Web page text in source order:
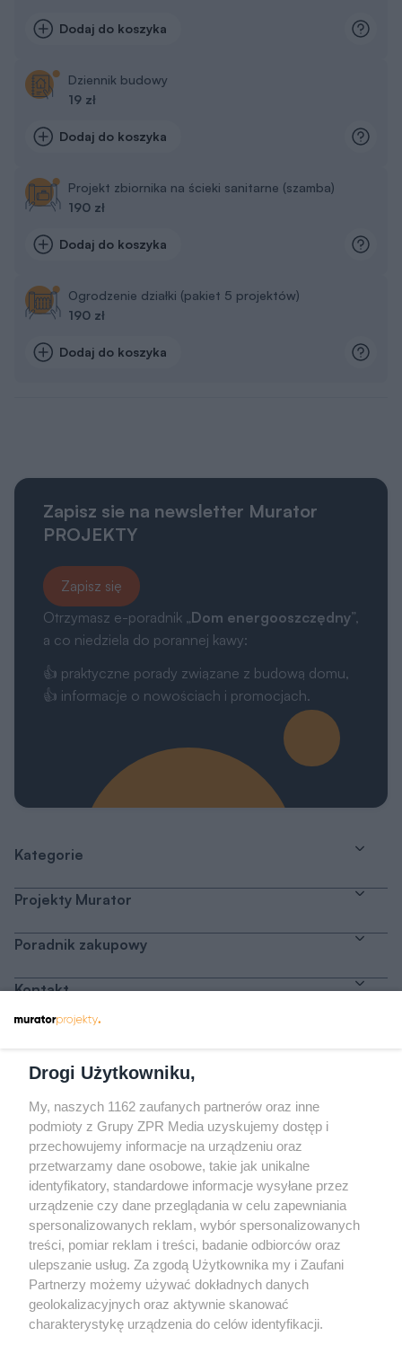
Dodaj do koszyka
Dziennik budowy
19 zł
Dodaj do koszyka
Projekt zbiornika na ścieki sanitarne (szamba)
190 zł
Dodaj do koszyka
Ogrodzenie działki (pakiet 5 projektów)
190 zł
Dodaj do koszyka
Zapisz sie na newsletter Murator
PROJEKTY
Zapisz się
Otrzymasz e-poradnik „Dom energooszczędny”,
a co niedziela do porannej kawy:
👍 praktyczne porady związane z budową domu,
👍 informacje o nowościach i promocjach.
Kategorie
Projekty Murator
Poradnik zakupowy
Kontakt
Odwiedź grupę na Facebooku
Gdybym budował drugi raz - mądry Polak
przed budową
Forum Muratora
Drogi Użytkowniku,
My, naszych 1162 zaufanych partnerów oraz inne
podmioty z Grupy ZPR Media uzyskujemy dostęp i
przechowujemy informacje na urządzeniu oraz
przetwarzamy dane osobowe, takie jak unikalne
identyfikatory, standardowe informacje wysyłane przez
urządzenie czy dane przeglądania w celu zapewniania
spersonalizowanych reklam, wybór spersonalizowanych
treści, pomiar reklam i treści, badanie odbiorców oraz
ulepszanie usług. Za zgodą Użytkownika my i Zaufani
Partnerzy możemy używać dokładnych danych
geolokalizacyjnych oraz aktywnie skanować
charakterystykę urządzenia do celów identyfikacji.